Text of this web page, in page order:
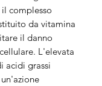
complesso
da vitamina
il danno
L'elevata
acidi grassi